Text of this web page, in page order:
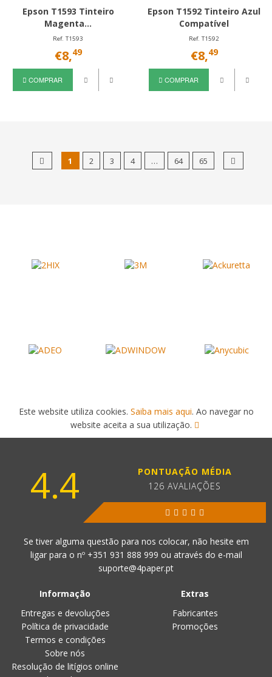
Epson T1593 Tinteiro
Magenta...
Ref. T1593
€8,49
COMPRAR
Epson T1592 Tinteiro Azul
Compatível
Ref. T1592
€8,49
COMPRAR
1 2 3 4 … 64 65
Este website utiliza cookies. Saiba mais aqui. Ao navegar no
website aceita a sua utilização.
4.4
PONTUAÇÃO MÉDIA
126 AVALIAÇÕES
Se tiver alguma questão para nos colocar, não hesite em
ligar para o nº +351 931 888 999 ou através do e-mail
suporte@4paper.pt
Informação
Entregas e devoluções
Política de privacidade
Termos e condições
Sobre nós
Resolução de litígios online
Extras
Fabricantes
Promoções